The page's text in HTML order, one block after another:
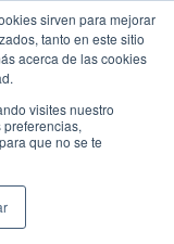
sirven para mejorar
tanto en este sitio
acerca de las cookies
visites nuestro
que no se te